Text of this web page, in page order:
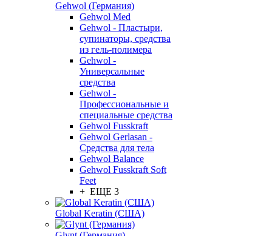
Gehwol (Германия)
Gehwol Med
Gehwol - Пластыри,
супинаторы, средства
из гель-полимера
Gehwol -
Универсальные
средства
Gehwol -
Профессиональные и
специальные средства
Gehwol Fusskraft
Gehwol Gerlasan -
Средства для тела
Gehwol Balance
Gehwol Fusskraft Soft
Feet
+ ЕЩЕ 3
Global Keratin (США)